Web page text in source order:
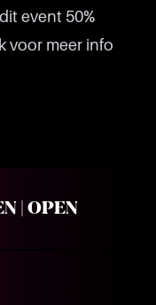
event 50%
voor meer info
| OPEN